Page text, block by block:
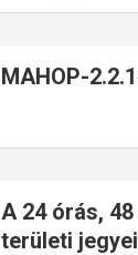
MAHOP-
A 24 órás,
területi